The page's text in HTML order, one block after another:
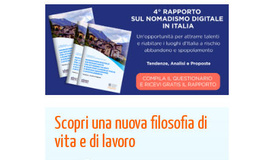
Scopri una nuova filosofia di
vita e di lavoro